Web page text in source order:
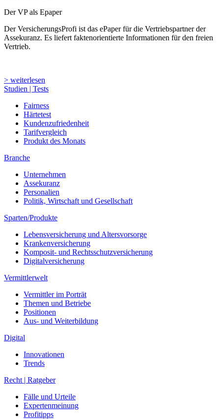
Der VP als Epaper
Der VersicherungsProfi ist das ePaper für die Vertriebspartner der
Assekuranz. Es liefert faktenorientierte Informationen für den freien
Vertrieb.
> weiterlesen
Studien | Tests
Fairness
Härtetest
Kundenzufriedenheit
Tarifvergleich
Produkt des Monats
Branche
Unternehmen
Assekuranz
Personalien
Politik, Wirtschaft und Gesellschaft
Sparten/Produkte
Lebensversicherung und Altersvorsorge
Krankenversicherung
Komposit- und Rechtsschutzversicherung
Digitalversicherung
Vermittlerwelt
Vermittler im Porträt
Themen und Betriebe
Positionen
Aus- und Weiterbildung
Digital
Innovationen
Trends
Recht | Ratgeber
Fälle und Urteile
Expertenmeinung
Profitipps